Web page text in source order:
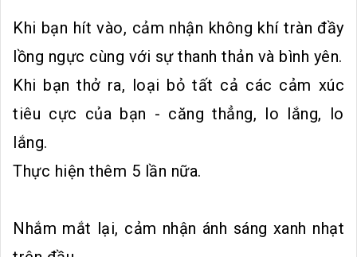
Khi bạn hít vào, cảm nhận không khí tràn đầy
lồng ngực cùng với sự thanh thản và bình yên.
Khi bạn thở ra, loại bỏ tất cả các cảm xúc
tiêu cực của bạn - căng thẳng, lo lắng, lo
lắng.
Thực hiện thêm 5 lần nữa.
Nhắm mắt lại, cảm nhận ánh sáng xanh nhạt